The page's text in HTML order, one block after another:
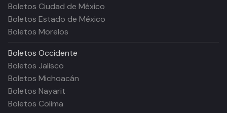
Boletos Ciudad de México
Boletos Estado de México
Boletos Morelos
Boletos Occidente
Boletos Jalisco
Boletos Michoacán
Boletos Nayarit
Boletos Colima